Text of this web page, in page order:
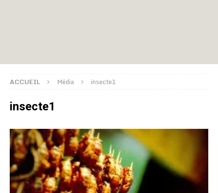
ACCUEIL Média insecte1
insecte1